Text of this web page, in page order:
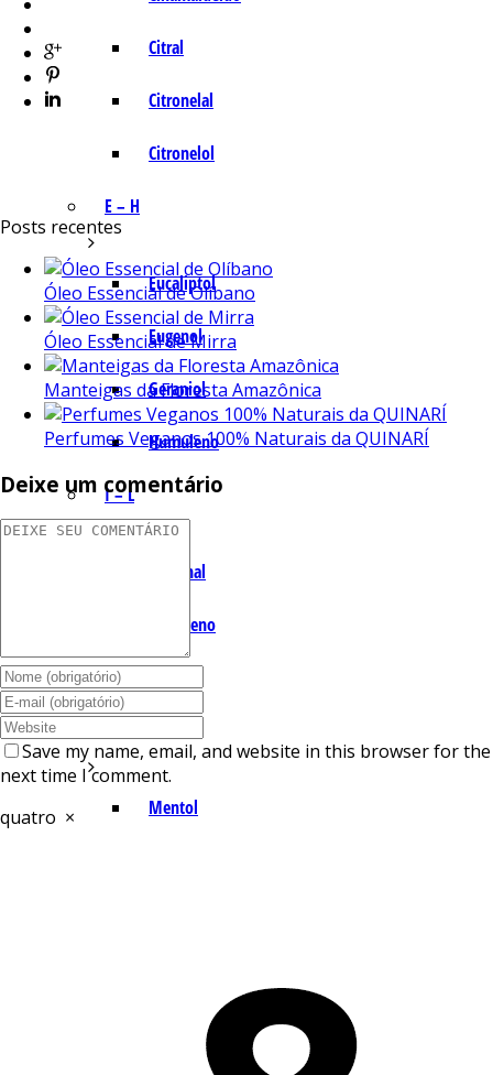
Citral
Citronelal
Citronelol
E – H
Eucaliptol
Eugenol
Geraniol
Humuleno
I – L
Lemonal
Limoneno
Mentol
Posts recentes
Óleo Essencial de Olíbano
Óleo Essencial de Mirra
Manteigas da Floresta Amazônica
Perfumes Veganos 100% Naturais da QUINARÍ
Deixe um comentário
Save my name, email, and website in this browser for the
next time I comment.
quatro ×